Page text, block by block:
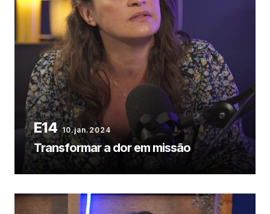
10.jan.2024
Transformar a dor em missão